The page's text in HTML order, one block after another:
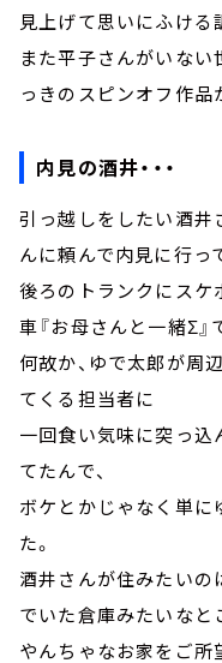
見上げて思いにふける
また平子さんがいない
っきのスピンオフ作品
内見の酒井・・・
引っ越しをしたい酒井
んに頼んで内見に行っ
後ろのトランクにスケ
車『お母さんと一緒Σ』
何故か、ゆで太郎が周
てくる担当者に
一回食い気味に突っ込
てたんで、
ボケとかじゃなく単に
た。
酒井さんが住みたいの
でいた倉庫みたいなと
やんちゃなお家をご所